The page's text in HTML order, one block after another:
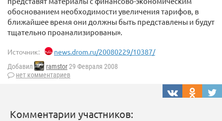
обоснованием необходимости увеличения тарифов, в
ближайшее время они должны быть представлены и будут
тщательно проанализированы».
Источник: news.drom.ru/20080229/10387/
Добавил ramstor29 Февраля 2008
нет комментариев
Комментарии участников: